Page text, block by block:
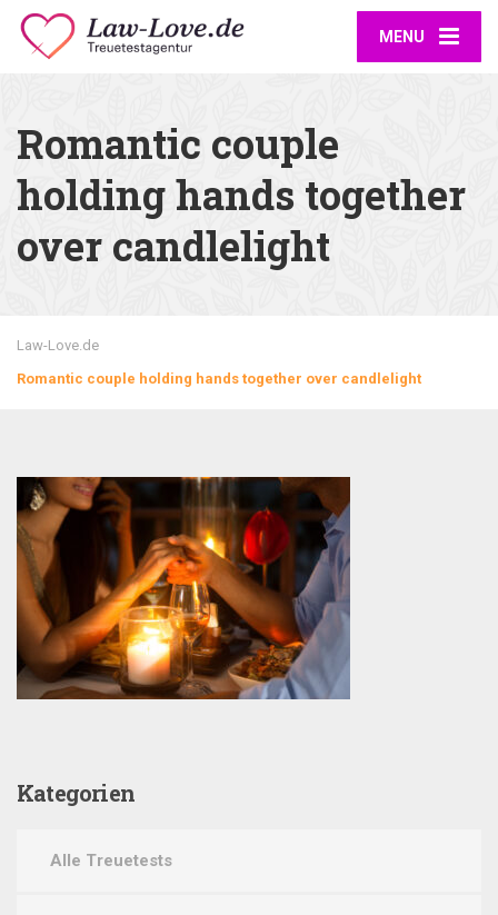
MENU
Romantic couple
holding hands together
over candlelight
Law-Love.de
Romantic couple holding hands together over candlelight
Kategorien
Alle Treuetests